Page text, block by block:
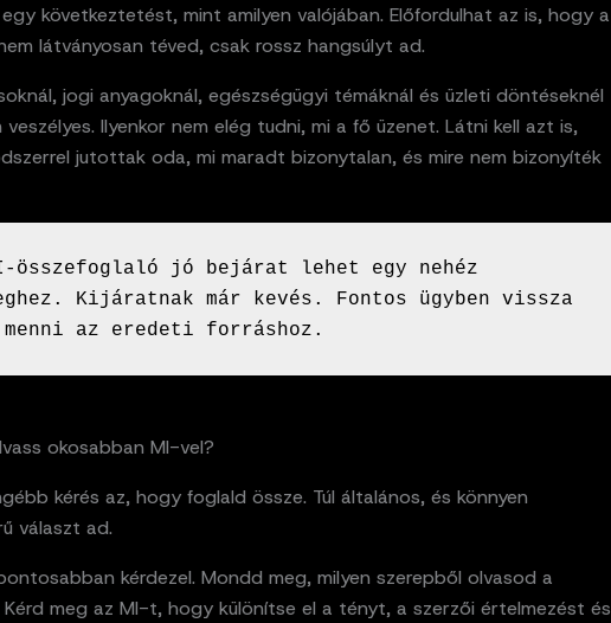
következtetést, mint amilyen valójában. Előfordulhat az is, hogy a
látványosan téved, csak rossz hangsúlyt ad.
jogi anyagoknál, egészségügyi témáknál és üzleti döntéseknél
veszélyes. Ilyenkor nem elég tudni, mi a fő üzenet. Látni kell azt is,
jutottak oda, mi maradt bizonytalan, és mire nem bizonyíték
összefoglaló jó bejárat lehet egy nehéz
Kijáratnak már kevés. Fontos ügyben vissza
az eredeti forráshoz.
okosabban MI-vel?
kérés az, hogy foglald össze. Túl általános, és könnyen
választ ad.
kérdezel. Mondd meg, milyen szerepből olvasod a
meg az MI-t, hogy különítse el a tényt, a szerzői értelmezést és